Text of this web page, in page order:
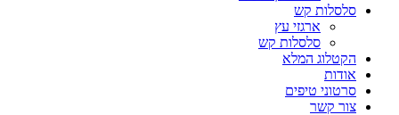
סלסלות קש
ארגזי עץ
סלסלות קש
הקטלוג המלא
אודות
סרטוני טיפים
צור קשר